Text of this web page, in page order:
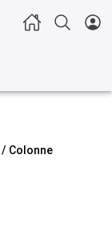
/ Colonne